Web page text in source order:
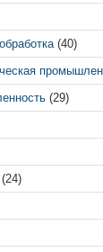
(40)
(29)
(24)